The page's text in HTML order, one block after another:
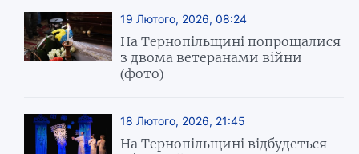
19 Лютого, 2026, 08:24
На Тернопільщині попрощалися
з двома ветеранами війни
(фото)
18 Лютого, 2026, 21:45
На Тернопільщині відбудеться